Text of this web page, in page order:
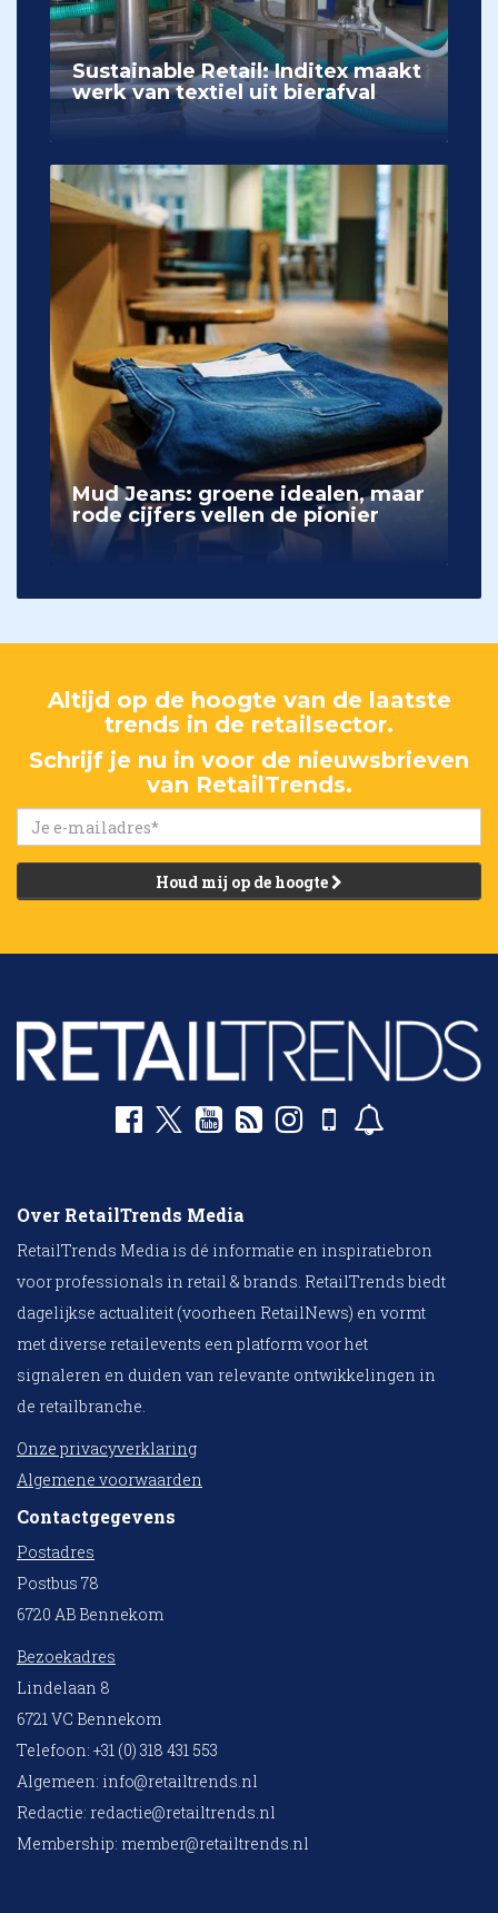
Sustainable Retail: Inditex maakt
werk van textiel uit bierafval
Mud Jeans: groene idealen, maar
rode cijfers vellen de pionier
Altijd op de hoogte van de laatste
trends in de retailsector.
Schrijf je nu in voor de nieuwsbrieven
van RetailTrends.
Houd mij op de hoogte
Over RetailTrends Media
RetailTrends Media is dé informatie en inspiratiebron
voor professionals in retail & brands. RetailTrends biedt
dagelijkse actualiteit (voorheen RetailNews) en vormt
met diverse retailevents een platform voor het
signaleren en duiden van relevante ontwikkelingen in
de retailbranche.
Onze privacyverklaring
Algemene voorwaarden
Contactgegevens
Postadres
Postbus 78
6720 AB Bennekom
Bezoekadres
Lindelaan 8
6721 VC Bennekom
Telefoon: +31 (0) 318 431 553
Algemeen: info@retailtrends.nl
Redactie: redactie@retailtrends.nl
Membership: member@retailtrends.nl